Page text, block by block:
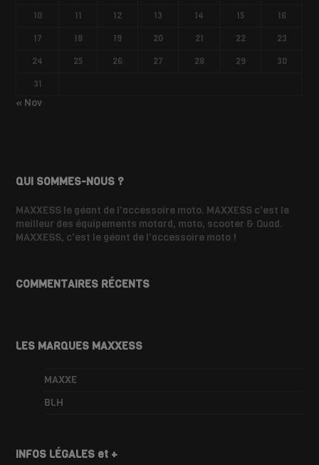
10
11 12 13 14 15
16
17
18 19 20 21 22
23
24
25 26 27 28 29
30
31
« Nov
QUI SOMMES-NOUS ?
MAXXESS le géant de l'accessoire moto. MAXXESS c'est le
meilleur des équipements motard, moto, scooter & Quad.
MAXXESS, c'est le géant de l'accessoire moto !
COMMENTAIRES RÉCENTS
LES MARQUES MAXXESS
MAXXE
BLH
INFOS LÉGALES et +